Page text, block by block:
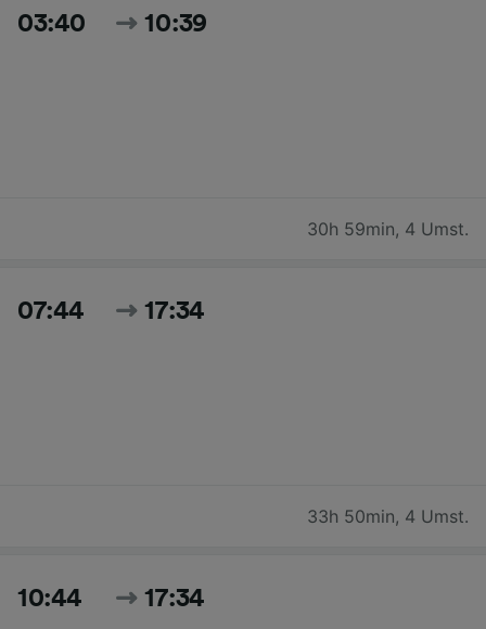
03:40 10:39
30h 59min, 4 Umst.
07:44 17:34
33h 50min, 4 Umst.
10:44 17:34